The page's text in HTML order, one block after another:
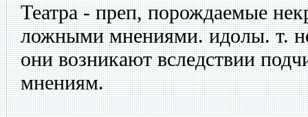
Театра - преп, порождаемые
ложными мнениями. идолы. т.
они возникают вследствии
мнениям.